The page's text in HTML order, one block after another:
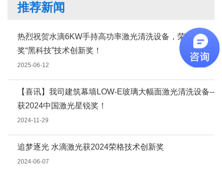
推荐新闻
热烈祝贺水滴6KW手持高功率激光清洗设备，荣获红光
奖“黑科技”技术创新奖！
2025-06-12
【喜讯】我司建筑幕墙LOW-E玻璃大幅面激光清洗设备--
获2024中国激光星锐奖！
2024-11-29
追梦逐光 水滴激光获2024荣格技术创新奖
2024-06-07